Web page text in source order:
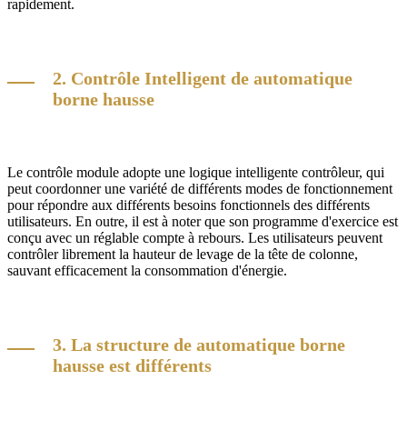
rapidement.
2. Contrôle Intelligent de automatique
borne hausse
Le contrôle module adopte une logique intelligente contrôleur, qui
peut coordonner une variété de différents modes de fonctionnement
pour répondre aux différents besoins fonctionnels des différents
utilisateurs. En outre, il est à noter que son programme d'exercice est
conçu avec un réglable compte à rebours. Les utilisateurs peuvent
contrôler librement la hauteur de levage de la tête de colonne,
sauvant efficacement la consommation d'énergie.
3. La structure de automatique borne
hausse est différents